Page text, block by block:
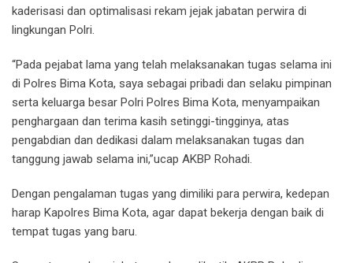
kaderisasi dan optimalisasi rekam jejak jabatan perwira di
lingkungan Polri.
“Pada pejabat lama yang telah melaksanakan tugas selama ini
di Polres Bima Kota, saya sebagai pribadi dan selaku pimpinan
serta keluarga besar Polri Polres Bima Kota, menyampaikan
penghargaan dan terima kasih setinggi-tingginya, atas
pengabdian dan dedikasi dalam melaksanakan tugas dan
tanggung jawab selama ini,”ucap AKBP Rohadi.
Dengan pengalaman tugas yang dimiliki para perwira, kedepan
harap Kapolres Bima Kota, agar dapat bekerja dengan baik di
tempat tugas yang baru.